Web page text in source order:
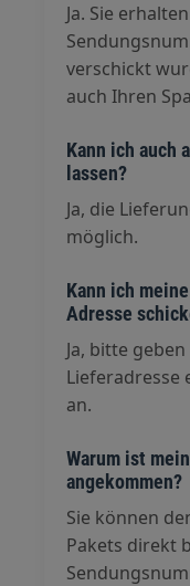
Ja. Sie
verschickt
auch Ihren
Kann ich auch
lassen?
Ja, die
möglich.
Kann ich
Adresse
Ja, bitte
Lieferadresse
an.
Warum ist
angekommen?
Sie können
Pakets direkt